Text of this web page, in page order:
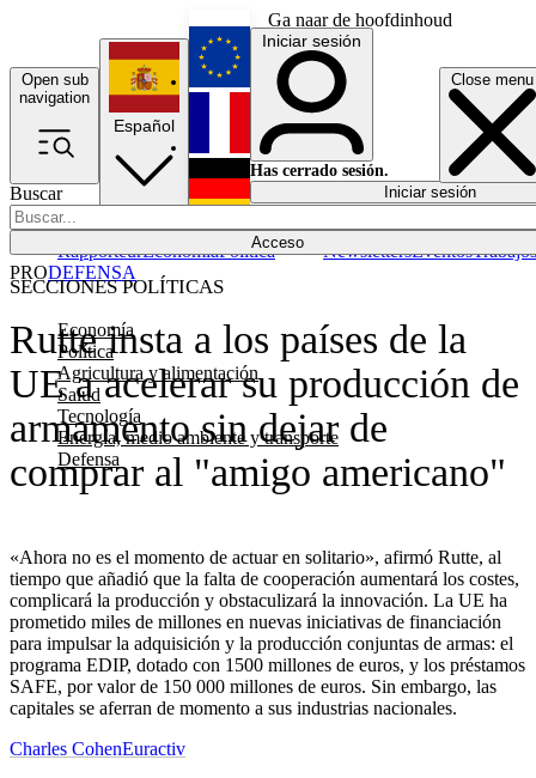
Ga naar de hoofdinhoud
Open sub
navigation
Close menu
Buscar
Acceso
SECCIONES POLÍTICAS
Economía
Política
Agricultura y alimentación
Salud
Tecnología
Energía, medio ambiente y transporte
Defensa
RapporteurEconomíaPolítica NewslettersEventosTrabajos
Español
English
Français
Iniciar sesión
Has cerrado sesión.
Iniciar sesión
Rutte insta a los países de la
UE a acelerar su producción de
armamento sin dejar de
comprar al "amigo americano"
«Ahora no es el momento de actuar en solitario», afirmó Rutte, al
tiempo que añadió que la falta de cooperación aumentará los costes,
complicará la producción y obstaculizará la innovación. La UE ha
prometido miles de millones en nuevas iniciativas de financiación
para impulsar la adquisición y la producción conjuntas de armas: el
programa EDIP, dotado con 1500 millones de euros, y los préstamos
SAFE, por valor de 150 000 millones de euros. Sin embargo, las
capitales se aferran de momento a sus industrias nacionales.
PRODEFENSA
Charles CohenEuractiv